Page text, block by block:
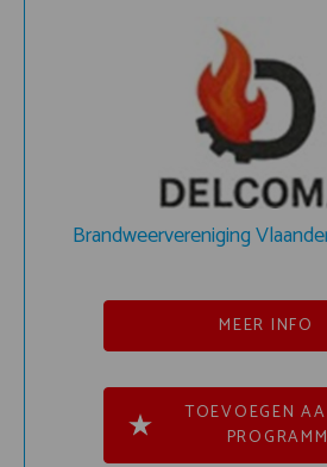
Brandweervereniging
MEER INFO
TOEVOEGEN